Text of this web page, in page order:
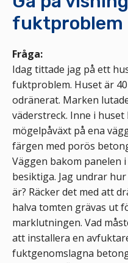
fuktproblem
Fråga:
Idag tittade jag på ett
fuktproblem. Huset är
odränerat. Marken
väderstreck. Inne i
mögelpåväxt på ena
färgen med porös
Väggen bakom panelen
besiktiga. Jag undrar
är? Räcker det med att
halva tomten grävas ut
marklutningen. Vad
att installera en
fuktgenomslagna